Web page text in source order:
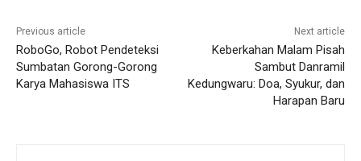
Previous article
RoboGo, Robot Pendeteksi
Sumbatan Gorong-Gorong
Karya Mahasiswa ITS
Next article
Keberkahan Malam Pisah
Sambut Danramil
Kedungwaru: Doa, Syukur, dan
Harapan Baru